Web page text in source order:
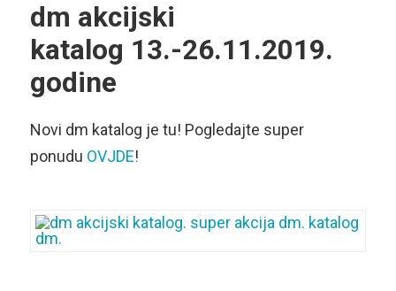
dm akcijski
katalog 13.-26.11.2019.
godine
Novi dm katalog je tu! Pogledajte super
ponudu OVJDE!